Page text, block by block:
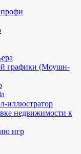
графики (Моушн-
иллюстратор
недвижимости к
игр